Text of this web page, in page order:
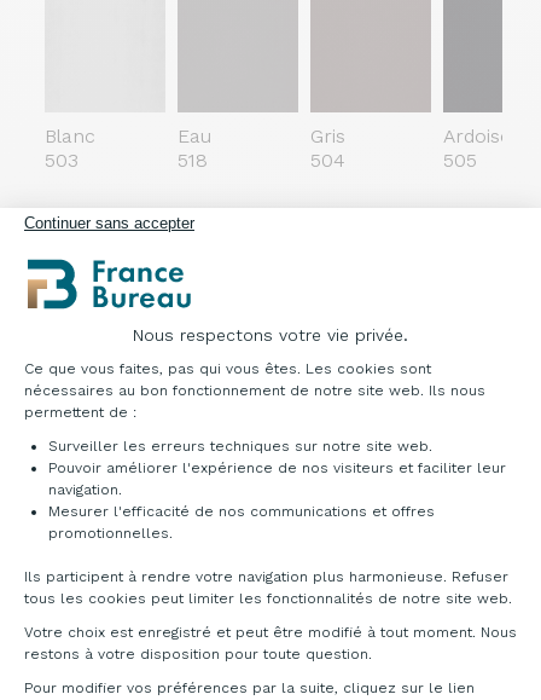
Continuer sans accepter
Nous respectons votre vie privée.
Plateforme de Gestion du Consentement :
Ce que vous faites, pas qui vous êtes. Les cookies sont
nécessaires au bon fonctionnement de notre site web. Ils nous
permettent de :
Surveiller les erreurs techniques sur notre site web.
Pouvoir améliorer l'expérience de nos visiteurs et faciliter leur
navigation.
Mesurer l'efficacité de nos communications et offres
promotionnelles.
Ils participent à rendre votre navigation plus harmonieuse. Refuser
tous les cookies peut limiter les fonctionnalités de notre site web.
Votre choix est enregistré et peut être modifié à tout moment. Nous
restons à votre disposition pour toute question.
Pour modifier vos préférences par la suite, cliquez sur le lien
Axeptio consent
Blanc
503
Eau
518
Gris
504
Ardoise
505
Cat. D - Melange
100% Polyester FR RECYCLÉ - Poids: 340 gr/m2
603
604
605
Cat. E - Laine
75% Laine - 25% Polyamide - Poids: 335 gr/m2 -